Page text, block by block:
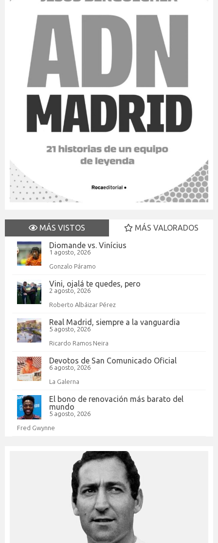
MÁS VISTOS
MÁS VALORADOS
Diomande vs. Vinícius
1 agosto, 2026
Gonzalo Páramo
Vini, ojalá te quedes, pero
2 agosto, 2026
Roberto Albáizar Pérez
Real Madrid, siempre a la vanguardia
5 agosto, 2026
Ricardo Ramos Neira
Devotos de San Comunicado Oficial
6 agosto, 2026
La Galerna
El bono de renovación más barato del
mundo
5 agosto, 2026
Fred Gwynne